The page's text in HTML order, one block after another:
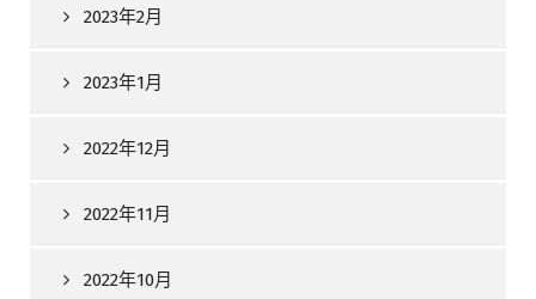
2023年2月
2023年1月
2022年12月
2022年11月
2022年10月